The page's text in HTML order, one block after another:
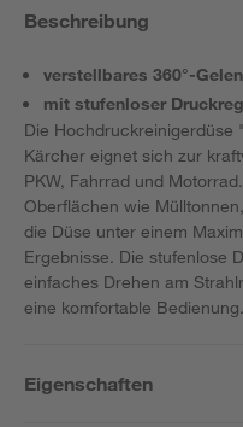
Beschreibung
verstellbares 360°-
mit stufenloser
Die Hochdruckreinigerdüse
Kärcher eignet sich zur
PKW, Fahrrad und
Oberflächen wie
die Düse unter einem
Ergebnisse. Die stufenlose
einfaches Drehen am
eine komfortable Bedienung.
Eigenschaften